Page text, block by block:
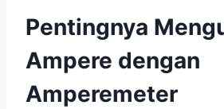
Pentingnya
Ampere dengan
Amperemeter